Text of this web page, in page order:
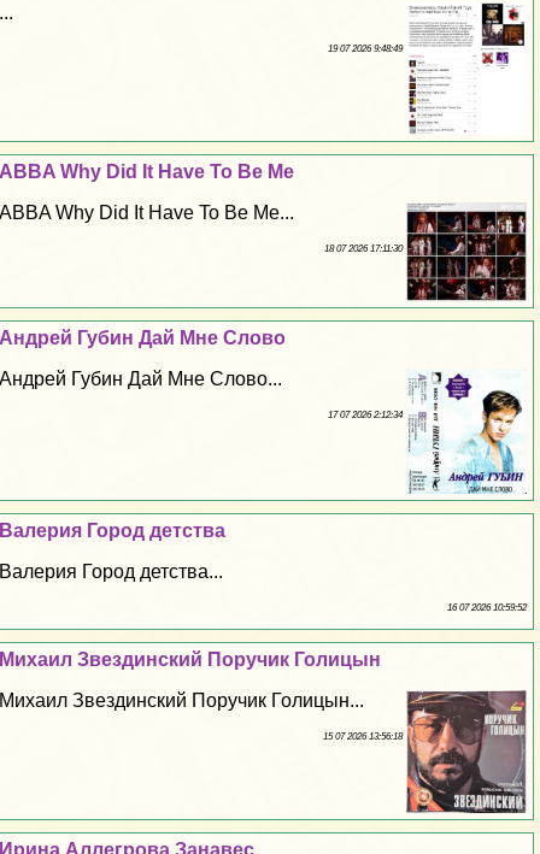
...
19 07 2026 9:48:49
ABBA Why Did It Have To Be Me
ABBA Why Did It Have To Be Me...
18 07 2026 17:11:30
Андрей Губин Дай Мне Слово
Андрей Губин Дай Мне Слово...
17 07 2026 2:12:34
Валерия Город детства
Валерия Город детства...
16 07 2026 10:59:52
Михаил Звездинский Поручик Голицын
Михаил Звездинский Поручик Голицын...
15 07 2026 13:56:18